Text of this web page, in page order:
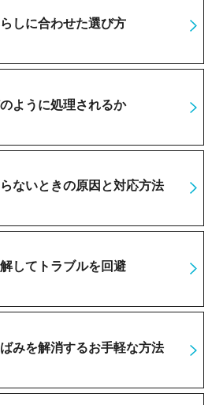
しに合わせた選び方
ように処理されるか
ないときの原因と対応方法
してトラブルを回避
みを解消するお手軽な方法